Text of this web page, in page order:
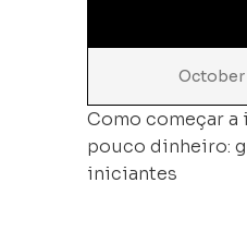
October
Como começar a
pouco dinheiro:
iniciantes